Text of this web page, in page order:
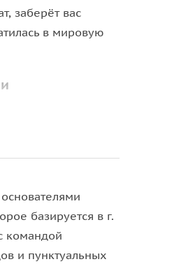
заберёт вас
в мировую
и свечи
надолго.
способная
на осмотр — 15
базируется в г.
командой
и пунктуальных